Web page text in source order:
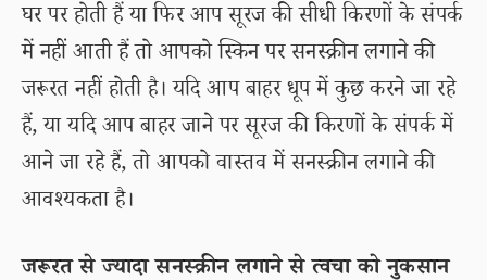
घर पर होती हैं या फिर आप सूरज की सीधी किरणों के संपर्क
में नहीं आती हैं तो आपको स्किन पर सनस्क्रीन लगाने की
जरूरत नहीं होती है। यदि आप बाहर धूप में कुछ करने जा रहे
हैं, या यदि आप बाहर जाने पर सूरज की किरणों के संपर्क में
आने जा रहे हैं, तो आपको वास्तव में सनस्क्रीन लगाने की
आवश्यकता है।
जरूरत से ज्यादा सनस्क्रीन लगाने से त्वचा को नुकसान